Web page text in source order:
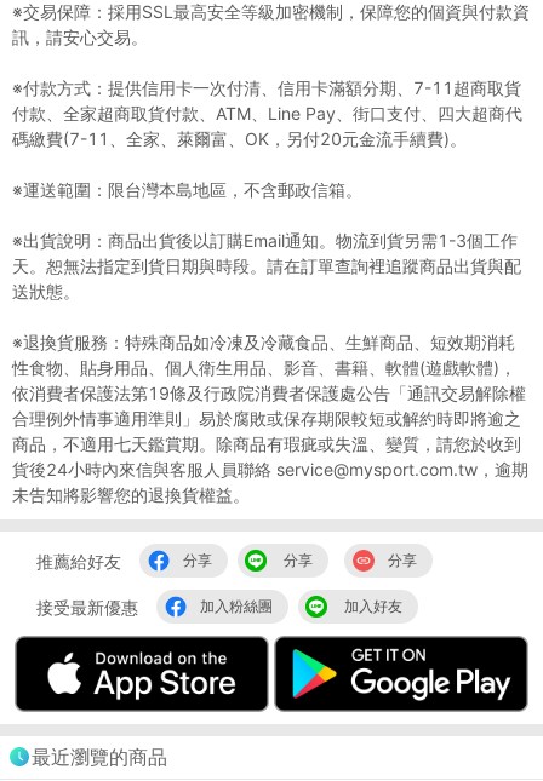
※交易保障：採用SSL最高安全等級加密機制，保障您的個資與付款資
訊，請安心交易。
※付款方式：提供信用卡一次付清、信用卡滿額分期、7-11超商取貨
付款、全家超商取貨付款、ATM、Line Pay、街口支付、四大超商代
碼繳費(7-11、全家、萊爾富、OK，另付20元金流手續費)。
※運送範圍：限台灣本島地區，不含郵政信箱。
※出貨說明：商品出貨後以訂購Email通知。物流到貨另需1-3個工作
天。恕無法指定到貨日期與時段。請在訂單查詢裡追蹤商品出貨與配
送狀態。
※退換貨服務：特殊商品如冷凍及冷藏食品、生鮮商品、短效期消耗
性食物、貼身用品、個人衛生用品、影音、書籍、軟體(遊戲軟體)，
依消費者保護法第19條及行政院消費者保護處公告「通訊交易解除權
合理例外情事適用準則」易於腐敗或保存期限較短或解約時即將逾之
商品，不適用七天鑑賞期。除商品有瑕疵或失溫、變質，請您於收到
貨後24小時內來信與客服人員聯絡 service@mysport.com.tw，逾期
未告知將影響您的退換貨權益。
推薦給好友 分享 分享 分享
接受最新優惠 加入粉絲團 加入好友
最近瀏覽的商品